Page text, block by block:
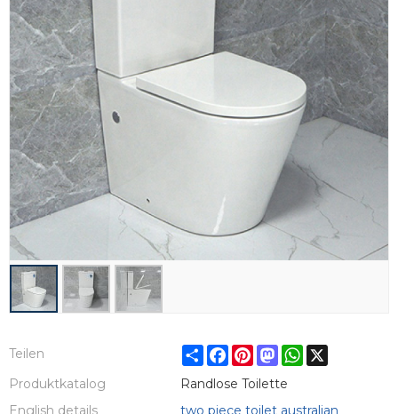
Teilen ShareFacebook
Pinterest
Mastodon
WhatsApp
X
Produktkatalog
Randlose Toilette
English details
two piece toilet australian